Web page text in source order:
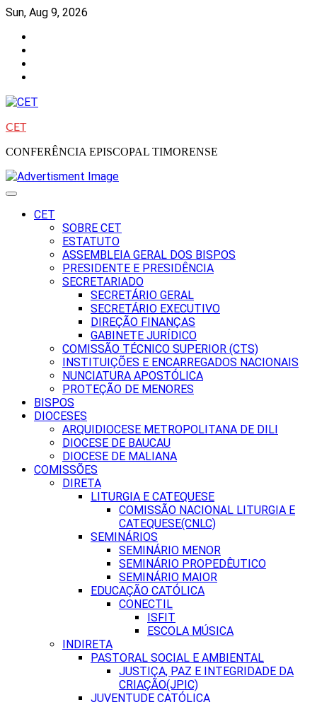
Skip
content
Sun, Aug 9, 2026
CET
CONFERÊNCIA EPISCOPAL TIMORENSE
CET
SOBRE CET
ESTATUTO
ASSEMBLEIA GERAL DOS BISPOS
PRESIDENTE E PRESIDÊNCIA
SECRETARIADO
SECRETÁRIO GERAL
SECRETÁRIO EXECUTIVO
DIREÇÃO FINANÇAS
GABINETE JURÍDICO
COMISSÃO TÉCNICO SUPERIOR (CTS)
INSTITUIÇÕES E ENCARREGADOS NACIONAIS
NUNCIATURA APOSTÓLICA
PROTEÇÃO DE MENORES
BISPOS
DIOCESES
ARQUIDIOCESE METROPOLITANA DE DILI
DIOCESE DE BAUCAU
DIOCESE DE MALIANA
COMISSÕES
DIRETA
LITURGIA E CATEQUESE
COMISSÃO NACIONAL LITURGIA E
CATEQUESE(CNLC)
SEMINÁRIOS
SEMINÁRIO MENOR
SEMINÁRIO PROPEDÊUTICO
SEMINÁRIO MAIOR
EDUCAÇÃO CATÓLICA
CONECTIL
ISFIT
ESCOLA MÚSICA
INDIRETA
PASTORAL SOCIAL E AMBIENTAL
JUSTIÇA, PAZ E INTEGRIDADE DA
CRIAÇÃO(JPIC)
JUVENTUDE CATÓLICA